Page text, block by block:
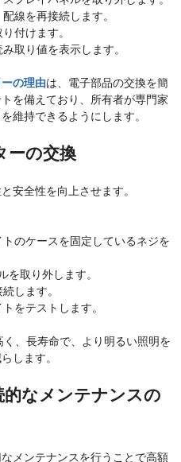
線を再接続します。
付けます。
取り値を表示します。
の理由 は、電子部品の交換を簡
を備えており、所有者が専門家
維持できるようにします。
ーの交換
安全性を向上させます。
のケースを固定しているネジを
を取り外します。
します。
をテストします。
、長寿命で、より明るい照明を
します。
的なメンテナンスの
メンテナンスを行うことで高額